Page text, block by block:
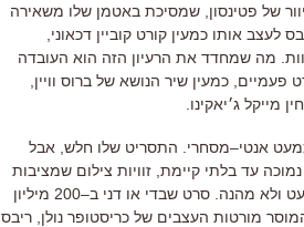
של פטינסון שמסיכת באטמן שלו משאירה
לעצב אותו כמעין קורט קוביין דכאוני
מה שמחדד את הרעיון הזה הוא העובדה
פעמיים כמעין שיר הנושא של ברוס וויין
מייקל ג׳יאקינו
אנטי–מסחרי . התסריט שלו חלש, אבל
עד בלתי קיימת זוויות צילום שמציבות
ולא מהנה. סרט שבדי או דני ב–
200 מיליון
מורטות העצבים של כריסטופר נולן ריבס